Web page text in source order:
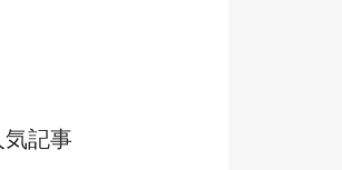
気記事